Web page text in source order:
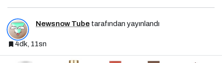
Newsnow Tube tarafından yayınlandı
4dk, 11sn